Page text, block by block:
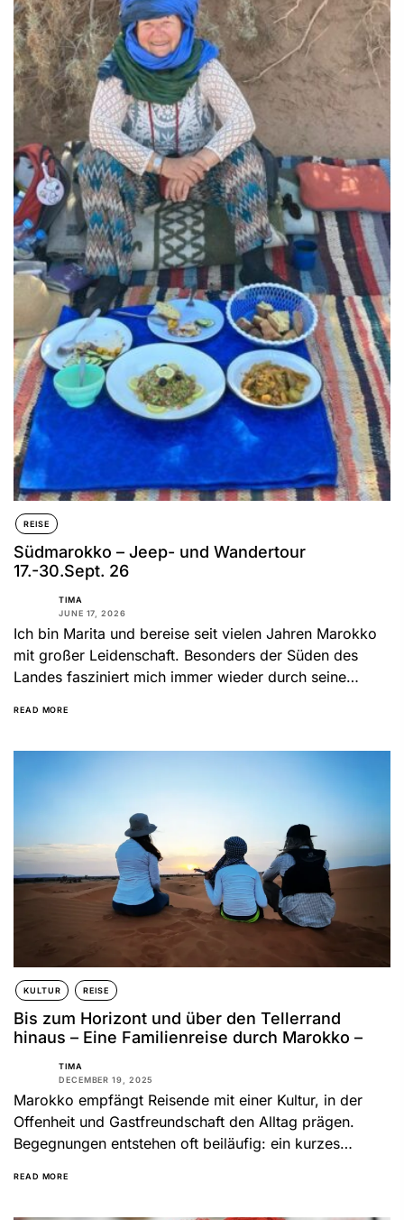
REISE
Südmarokko – Jeep- und Wandertour
17.-30.Sept. 26
TIMA
JUNE 17, 2026
Ich bin Marita und bereise seit vielen Jahren Marokko
mit großer Leidenschaft. Besonders der Süden des
Landes fasziniert mich immer wieder durch seine
READ MORE
KULTUR REISE
Bis zum Horizont und über den Tellerrand
hinaus – Eine Familienreise durch Marokko –
TIMA
DECEMBER 19, 2025
Marokko empfängt Reisende mit einer Kultur, in der
Offenheit und Gastfreundschaft den Alltag prägen.
Begegnungen entstehen oft beiläufig: ein kurzes
READ MORE